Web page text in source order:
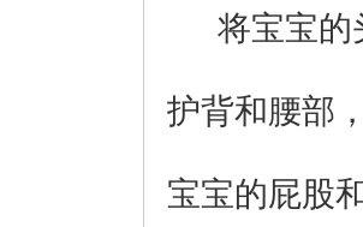
将宝宝的
护背和腰部
宝宝的屁股